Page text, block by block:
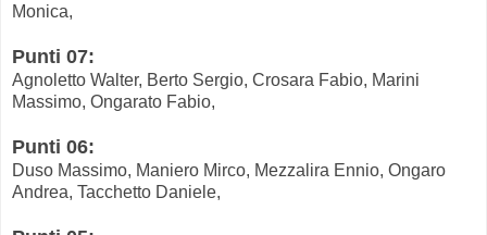
Monica,
Punti 07:
Agnoletto Walter, Berto Sergio, Crosara Fabio, Marini
Massimo, Ongarato Fabio,
Punti 06:
Duso Massimo, Maniero Mirco, Mezzalira Ennio, Ongaro
Andrea, Tacchetto Daniele,